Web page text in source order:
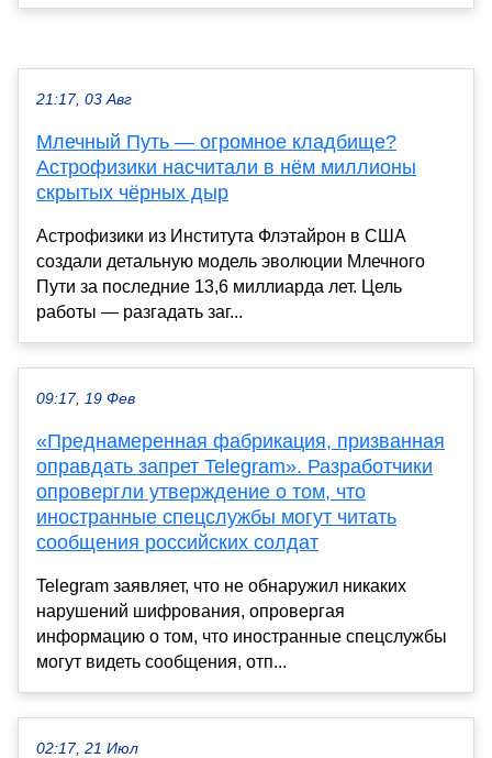
21:17, 03 Авг
Млечный Путь — огромное кладбище?
Астрофизики насчитали в нём миллионы
скрытых чёрных дыр
Астрофизики из Института Флэтайрон в США
создали детальную модель эволюции Млечного
Пути за последние 13,6 миллиарда лет. Цель
работы — разгадать заг...
09:17, 19 Фев
«Преднамеренная фабрикация, призванная
оправдать запрет Telegram». Разработчики
опровергли утверждение о том, что
иностранные спецслужбы могут читать
сообщения российских солдат
Telegram заявляет, что не обнаружил никаких
нарушений шифрования, опровергая
информацию о том, что иностранные спецслужбы
могут видеть сообщения, отп...
02:17, 21 Июл